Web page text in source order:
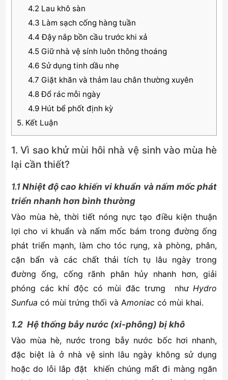
4.2 Lau khô sàn
4.3 Làm sạch cống hàng tuần
4.4 Đậy nắp bồn cầu trước khi xả
4.5 Giữ nhà vệ sính luôn thông thoáng
4.6 Sử dụng tinh dầu nhẹ
4.7 Giặt khăn và thảm lau chân thường xuyên
4.8 Đổ rác mỗi ngày
4.9 Hút bể phốt định kỳ
5. Kết Luận
1. Vì sao khử mùi hôi nhà vệ sinh vào mùa hè
lại cần thiết?
1.1 Nhiệt độ cao khiến vi khuẩn và nấm mốc phát
triển nhanh hơn bình thường
Vào mùa hè, thời tiết nóng nực tạo điều kiện thuận
lợi cho vi khuẩn và nấm mốc bám trong đường ống
phát triển mạnh, làm cho tóc rụng, xà phòng, phân,
cặn bẩn và các chất thải tích tụ lâu ngày trong
đường ống, cống rãnh phân hủy nhanh hơn, giải
phóng các khí độc có mùi đăc trưng nhưHydro
Sunfua có mùi trứng thối và Amoniaccó mùi khai.
1.2 Hệ thống bẫy nước (xi-phông) bị khô
Vào mùa hè, nước trong bẫy nước bốc hơi nhanh,
đặc biệt là ở nhà vệ sinh lâu ngày không sử dụng
hoặc do lỗi lắp đặt khiến chúng mất đi màng ngăn